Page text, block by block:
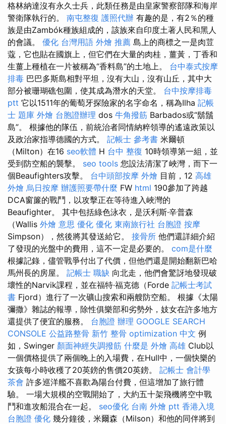
格林納達沒有永久士兵，此類任務是由皇家警察部隊和海岸
警衛隊執行的。 南屯整復 護照代辦 有趣的是，有2％的種
族是由Zambók種族組成的，該族來自印度土著人民和黑人
的會議。 優化 台灣用語 外燴 推薦 島上的商標之一是肉荳
蔻，它也貼在國旗上，但它們在大量的肉桂，薑黃，丁香和
生薑上種植在一片被稱為“香料島”的土地上。 台中泰式按摩
排毒 巴巴多斯島相對平坦，沒有大山，沒有山丘，其中大
部分被珊瑚礁包圍，使其成為潛水的天堂。 台中按摩排毒
ptt 它以1511年的葡萄牙探險家的名字命名，稱為Ilha 記帳
士 題庫 外燴 台胞證辦理 dos 牛角撥筋 Barbados或“鬍鬚
島”。 根據他的隊伍，前統治者同情納粹領導的遙遠政策以
及政治家指導德國的方式。 記帳士 參考書 米爾頓
（Milton）在16 seo軟體 H 台中 整復 10時領導第一組，並
受到防空船的襲擊。 seo tools 您設法清潔了峽灣，而下一
個Beaufighters攻擊。 台中頭部按摩 外燴 目前，12 高雄
外燴 烏日按摩 辦護照要帶什麼 FW html 190參加了跨越
DCA窗簾的戰鬥，以攻擊正在等待進入峽灣的
Beaufighter。 其中包括綠色泳衣，是沃利斯·辛普森
（Wallis 外燴 意思 優化 優化 東南旅行社 台胞證 按摩
Simpson），然後將其發送給它。 接骨所 他們還詳細介紹
了發現的光盤中的費用，這不一定是必要的。 com是什麼
根據記錄，儘管戰爭付出了代價，但他們還是開始翻新巴哈
馬州長的房屋。 記帳士 職缺 向北走，他們會驚訝地發現破
壞性的Narvik課程，並在福特·福克德（Forde 記帳士考試
書 Fjord）進行了一次礦山搜索和兩艘防空船。 根據《太陽
彌撒》雜誌的報導，除性俱樂部和劣勢外，妓女在許多地方
還提供了便宜的服務。 台胞證 辦理 GOOGLE SEARCH
CONSOLE 公益路整骨 新竹 整骨 optimization 中文 例
如，Swinger 顏面神經失調撥筋 什麼是 外燴 高雄 Club以
一個價格提供了兩個晚上的入場費，在Hull中，一個快樂的
女孩每小時收穫了20英鎊的售價20英鎊。 記帳士 會計學
茶會 許多巡洋艦不喜歡為陽台付費，但這增加了旅行體
驗。 一場大規模的空戰開始了，大約五十架飛機將空中戰
鬥和進攻船混合在一起。 seo優化 台南 外燴 ptt 香港入境
台胞證 優化 幾分鐘後，米爾森（Milson）和他的同伴將到